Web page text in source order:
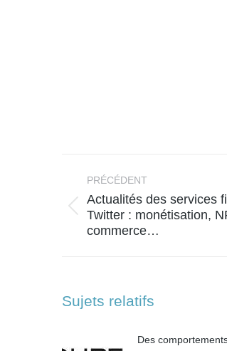
article
PRÉCÉDENT
Article
précédent
Actualités des services
Twitter : monétisation,
commerce…
Sujets relatifs
Des